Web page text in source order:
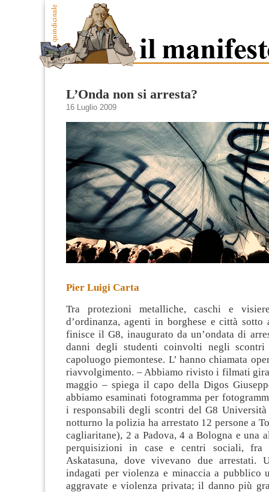
L’Onda non si arresta?
16 Luglio 2009
Pier Luigi Carta
Tra protezioni metalliche, caschi e
d’ordinanza, agenti in borghese e città sotto
finisce il G8, inaugurato da un’ondata di
danni degli studenti coinvolti negli
capoluogo piemontese. L’ hanno chiamata
riavvolgimento. – Abbiamo rivisto i filmati
maggio – spiega il capo della Digos
abbiamo esaminati fotogramma per
i responsabili degli scontri del G8
notturno la polizia ha arrestato 12 persone a
cagliaritane), 2 a Padova, 4 a Bologna e una
perquisizioni in case e centri sociali,
Askatasuna, dove vivevano due arrestati.
indagati per violenza e minaccia a pubblico
aggravate e violenza privata; il danno più